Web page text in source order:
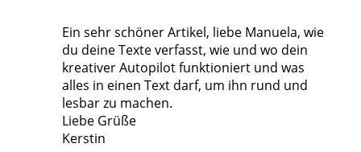
Ein sehr schöner Artikel, liebe Manuela, wie
du deine Texte verfasst, wie und wo dein
kreativer Autopilot funktioniert und was
alles in einen Text darf, um ihn rund und
lesbar zu machen.
Liebe Grüße
Kerstin